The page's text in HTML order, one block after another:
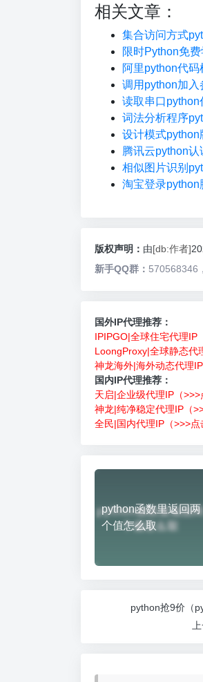
相关文章：
集合访问方式
限时Python免
阿里python代码
调用python加入
读取串口python
词法分析程序
设计模式python
腾讯云python认
相似图片识别
淘宝登录python
版权声明： 由[db:作者]
新手QQ群： 570568346
国外IP代理推荐：
IPIPGO|全球住宅代理IP
LoongProxy|全球静态代
神龙海外|海外动态代理
国内IP代理推荐：
天启|企业级代理IP（>>>
神龙|纯净稳定代理IP（
全民|国内代理IP（>>>点
python函数里返回两
个值怎么取
python抢9价（